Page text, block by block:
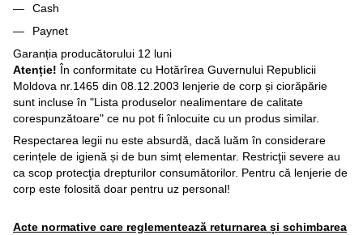
Cash
Paynet
Garanția producătorului 12 luni
Atenție! În conformitate cu Hotărîrea Guvernului Republicii
Moldova nr.1465 din 08.12.2003 lenjerie de corp și ciorăpărie
sunt incluse în "Lista produselor nealimentare de calitate
corespunzătoare" ce nu pot fi înlocuite cu un produs similar.
Respectarea legii nu este absurdă, dacă luăm în considerare
cerințele de igienă și de bun simț elementar. Restricţii severe au
ca scop protecţia drepturilor consumătorilor. Pentru că lenjerie de
corp este folosită doar pentru uz personal!
Acte normative care reglementează returnarea și schimbarea